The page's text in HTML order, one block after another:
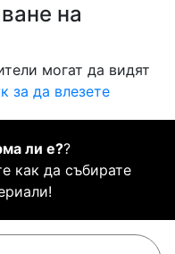
на
могат да видят
за да влезете
ли е??
как да събирате